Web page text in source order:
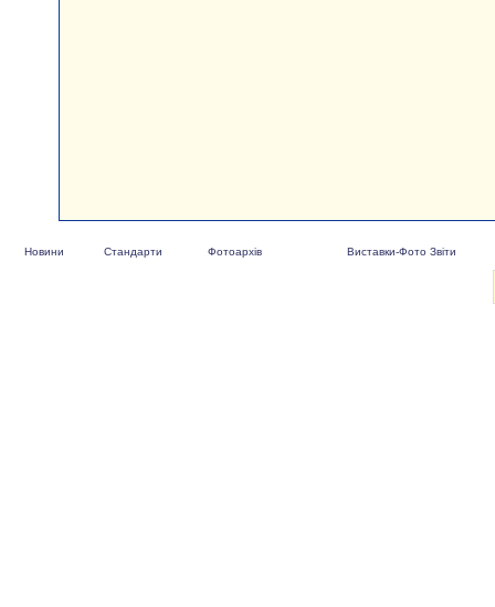
Новини Стандарти Фотоархів Виставки-Фото Звіти